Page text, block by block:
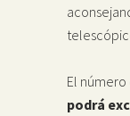
El
podrá